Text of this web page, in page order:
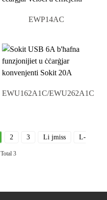
EWP14AC
EWU162A1C/EWU262A1C
2 3 Li jmiss L-
Total 3